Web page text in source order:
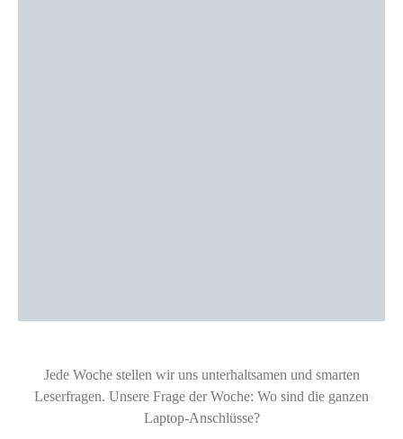
Jede Woche stellen wir uns unterhaltsamen und smarten
Leserfragen. Unsere Frage der Woche: Wo sind die ganzen
Laptop-Anschlüsse?